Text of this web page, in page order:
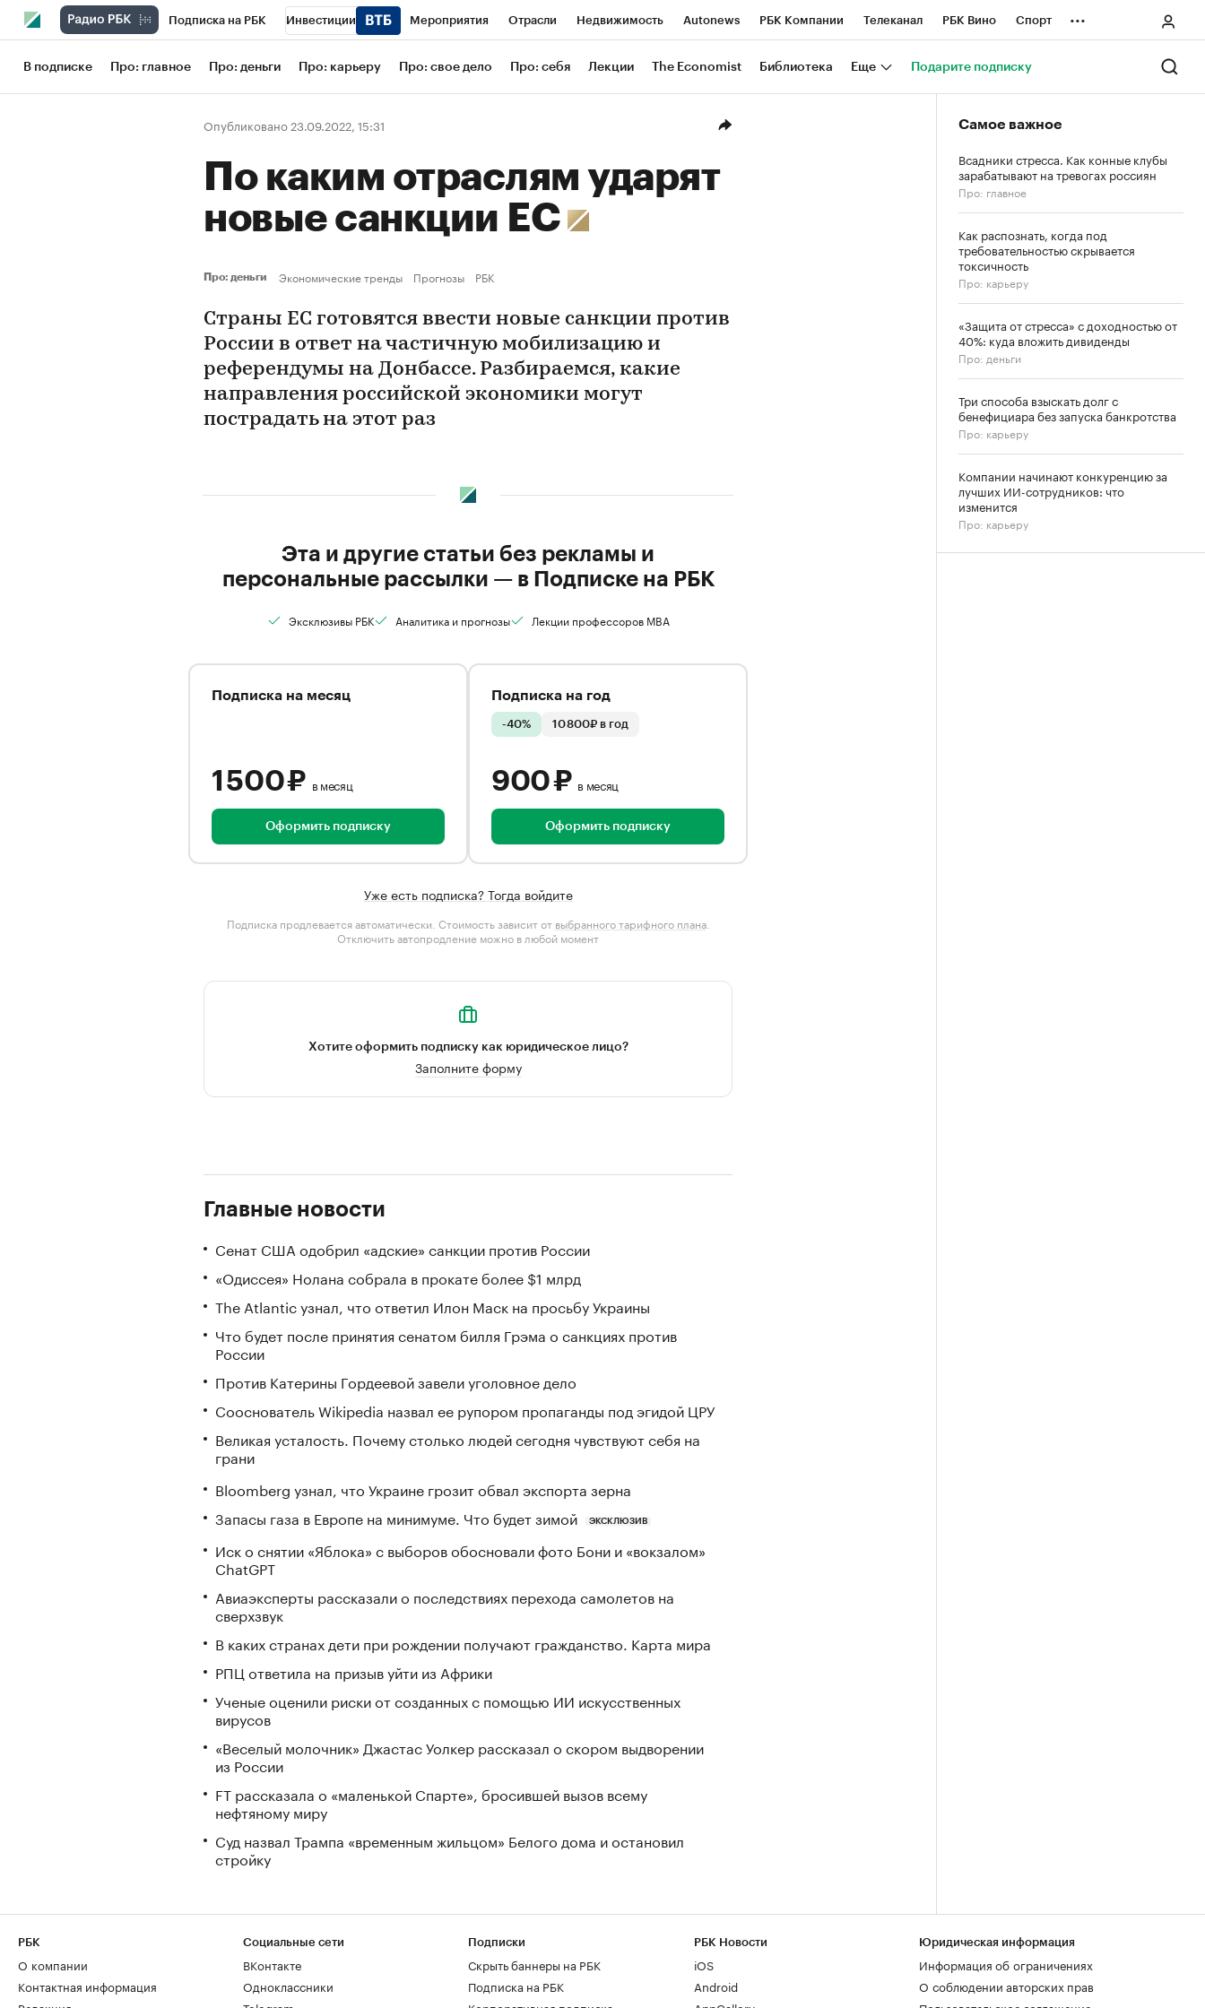
Подписка на РБК Инвестиции Мероприятия Отрасли Недвижимость Autonews РБК Компании Телеканал РБК Вино Спорт
Школа управления РБК РБК Образование РБК Life Тренды Визионеры Национальные проекты Город
Рынок наличной валюты
...
В подписке Про: главное Про: деньги Про: карьеру Про: свое дело Про: себя Лекции The Economist Библиотека Еще Подарите подписку
Опубликовано 23.09.2022, 15:31
По каким отраслям ударят
новые санкции ЕС
Про: деньги Экономические тренды Прогнозы РБК
Страны ЕС готовятся ввести новые санкции против
России в ответ на частичную мобилизацию и
референдумы на Донбассе. Разбираемся, какие
направления российской экономики могут
пострадать на этот раз
Эта и другие статьи без рекламы и
персональные рассылки — в Подписке на РБК
Эксклюзивы РБК Аналитика и прогнозы Лекции профессоров MBA
Подписка на месяц
1 500 ₽ в месяц
Оформить подписку
Подписка на год
-40% 10 800₽ в год
900 ₽ в месяц
Оформить подписку
Уже есть подписка? Тогда войдите
Подписка продлевается автоматически. Стоимость зависит от выбранного тарифного плана.
Отключить автопродление можно в любой момент
Хотите оформить подписку как юридическое лицо?
Заполните форму
Главные новости
Сенат США одобрил «адские» санкции против России
«Одиссея» Нолана собрала в прокате более $1 млрд
The Atlantic узнал, что ответил Илон Маск на просьбу Украины
Что будет после принятия сенатом билля Грэма о санкциях против
России
Против Катерины Гордеевой завели уголовное дело
Сооснователь Wikipedia назвал ее рупором пропаганды под эгидой ЦРУ
Великая усталость. Почему столько людей сегодня чувствуют себя на
грани
Bloomberg узнал, что Украине грозит обвал экспорта зерна
Запасы газа в Европе на минимуме. Что будет зимой
ЭКСКЛЮЗИВ
Иск о снятии «Яблока» с выборов обосновали фото Бони и «вокзалом»
ChatGPT
Авиаэксперты рассказали о последствиях перехода самолетов на
сверхзвук
В каких странах дети при рождении получают гражданство. Карта мира
РПЦ ответила на призыв уйти из Африки
Ученые оценили риски от созданных с помощью ИИ искусственных
вирусов
«Веселый молочник» Джастас Уолкер рассказал о скором выдворении
из России
FT рассказала о «маленькой Спарте», бросившей вызов всему
нефтяному миру
Суд назвал Трампа «временным жильцом» Белого дома и остановил
стройку
Самое важное
Всадники стресса. Как конные клубы
зарабатывают на тревогах россиян
Про: главное
Как распознать, когда под
требовательностью скрывается
токсичность
Про: карьеру
«Защита от стресса» с доходностью от
40%: куда вложить дивиденды
Про: деньги
Три способа взыскать долг с
бенефициара без запуска банкротства
Про: карьеру
Компании начинают конкуренцию за
лучших ИИ-сотрудников: что
изменится
Про: карьеру
РБК
О компании
Контактная информация
Социальные сети
ВКонтакте
Одноклассники
Подписки
Скрыть баннеры на РБК
Подписка на РБК
РБК Новости
iOS
Android
Юридическая информация
Информация об ограничениях
О соблюдении авторских прав